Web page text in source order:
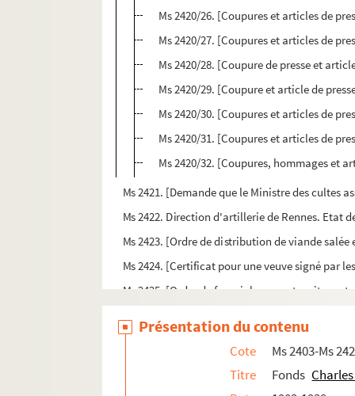
Ms 2420/26. [Coupures et articles de
Ms 2420/27. [Coupures et articles de
Ms 2420/28. [Coupure de presse et
Ms 2420/29. [Coupure et article de
Ms 2420/30. [Coupures et articles de
Ms 2420/31. [Coupures et articles de
Ms 2420/32. [Coupures, hommages et
Ms 2421. [Demande que le Ministre des cultes
Ms 2422. Direction d'artillerie de Rennes. Etat
Ms 2423. [Ordre de distribution de viande
Ms 2424. [Certificat pour une veuve signé par
Ms 2425. [Ordre de fournir logement, voiture
Ms 2427. Ferme général de Bretagne. Direction
Présentation du contenu
Cote
Ms 2403-Ms
Titre
Fonds